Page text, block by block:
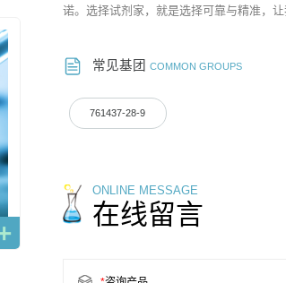
诺。选择试剂家，就是选择可靠与精准，
常见基团COMMON GROUPS
761437-28-9
ONLINE MESSAGE
在线留言